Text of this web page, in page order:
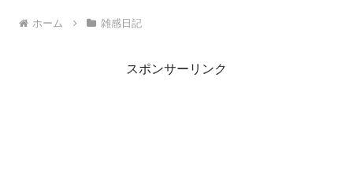
ホーム 雑感日記
スポンサーリンク